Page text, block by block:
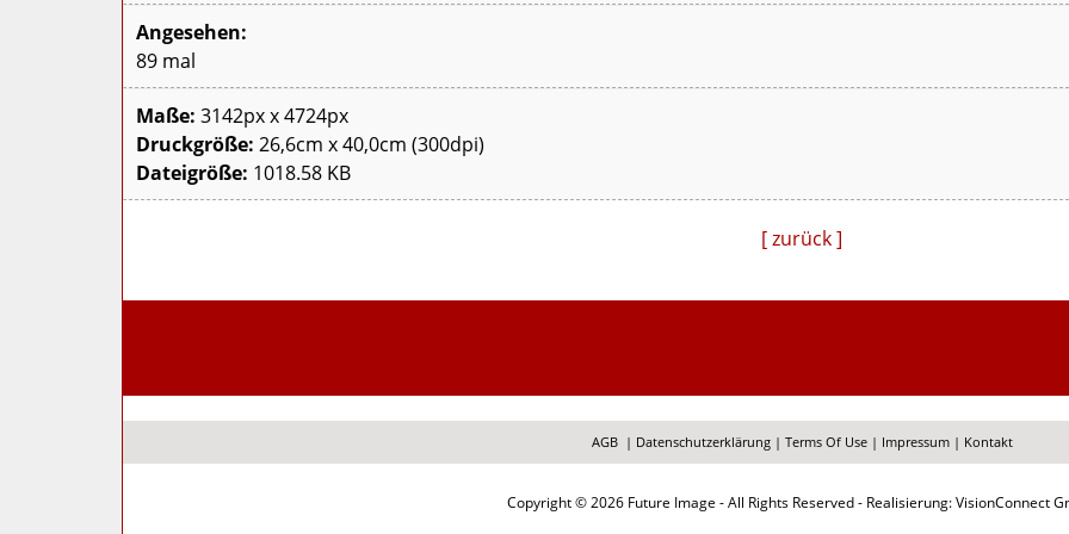
Angesehen:
89 mal
Maße: 3142px x 4724px
Druckgröße: 26,6cm x 40,0cm (300dpi)
Dateigröße: 1018.58 KB
[ zurück ]
AGB | Datenschutzerklärung| Terms Of Use| Impressum| Kontakt
Copyright © 2026 Future Image - All Rights Reserved - Realisierung: VisionConnect